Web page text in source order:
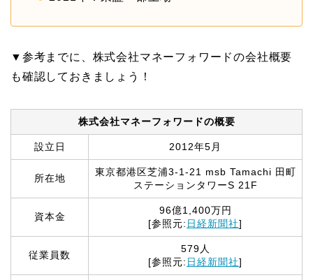
▼参考までに、株式会社マネーフォワードの会社概要
も確認しておきましょう！
株式会社マネーフォワードの概要
設立日 2012年5月
所在地
東京都港区芝浦3-1-21 msb Tamachi 田町
ステーションタワーS 21F
資本金
96億1,400万円
[参照元: 日経新聞社]
従業員数
579人
[参照元: 日経新聞社]